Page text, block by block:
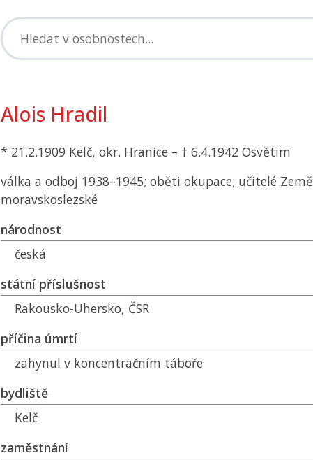
Alois Hradil
* 21.2.1909 Kelč, okr. Hranice – † 6.4.1942 Osvětim
válka a odboj 1938–1945; oběti okupace; učitelé Země
moravskoslezské
národnost
česká
státní příslušnost
Rakousko-Uhersko, ČSR
příčina úmrtí
zahynul v koncentračním táboře
bydliště
Kelč
zaměstnání